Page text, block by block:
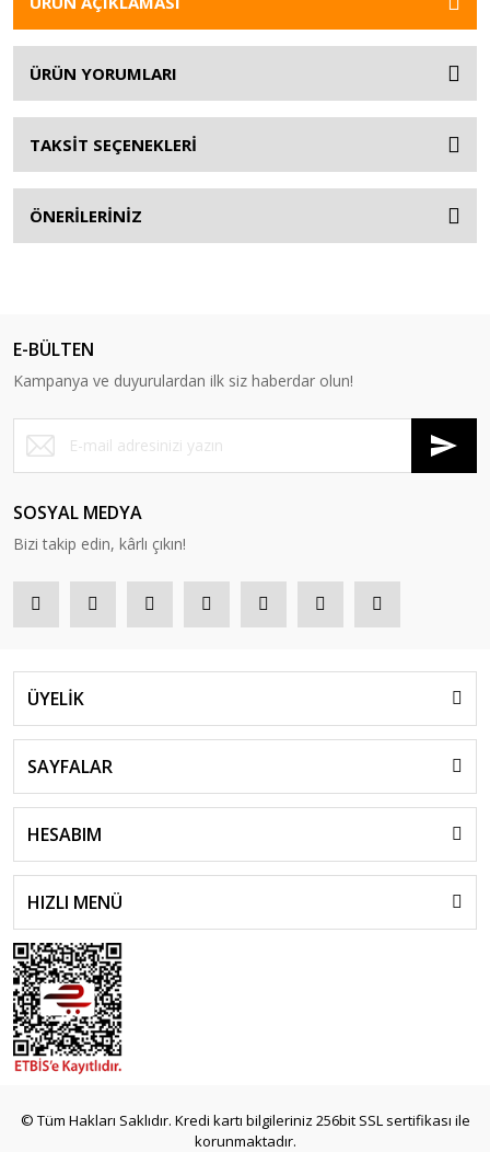
ÜRÜN YORUMLARI
TAKSİT SEÇENEKLERİ
ÖNERİLERİNİZ
E-BÜLTEN
Kampanya ve duyurulardan ilk siz haberdar olun!
SOSYAL MEDYA
Bizi takip edin, kârlı çıkın!
ÜYELİK
SAYFALAR
HESABIM
HIZLI MENÜ
© Tüm Hakları Saklıdır. Kredi kartı bilgileriniz 256bit SSL sertifikası ile
korunmaktadır.